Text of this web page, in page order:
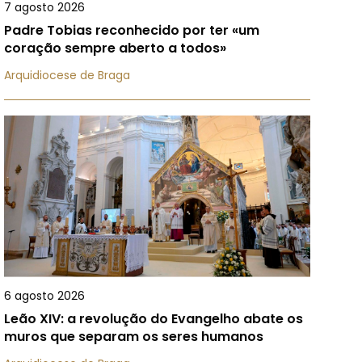
7 agosto 2026
Padre Tobias reconhecido por ter «um
coração sempre aberto a todos»
Arquidiocese de Braga
6 agosto 2026
Leão XIV: a revolução do Evangelho abate os
muros que separam os seres humanos